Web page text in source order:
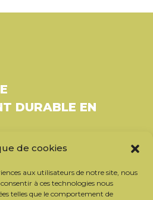
de cookies
aux utilisateurs de notre site, nous
à ces technologies nous
telles que le comportement de
DURABLE EN
Bernard Maris